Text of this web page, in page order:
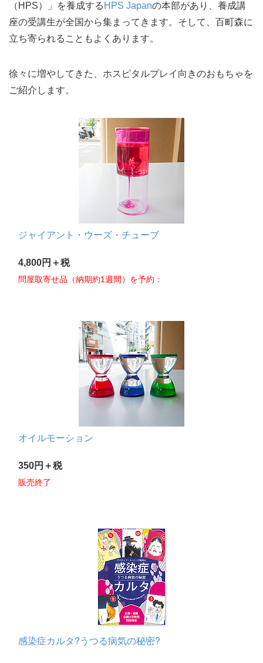
（HPS）」を養成する HPS Japanの本部があり、養成講
座の受講生が全国から集まってきます。そして、百町森に
立ち寄られることもよくあります。
徐々に増やしてきた、ホスピタルプレイ向きのおもちゃを
ご紹介します。
ジャイアント・ウーズ・チューブ
4,800円＋税
問屋取寄せ品（納期約1週間）を予約：
オイルモーション
350円＋税
販売終了
感染症カルタ?うつる病気の秘密?